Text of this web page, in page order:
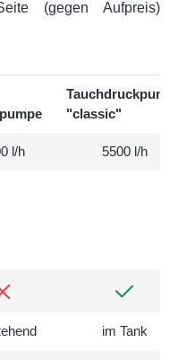
(gegen Aufpreis)
"classic"
l/h 5500 l/h
im Tank